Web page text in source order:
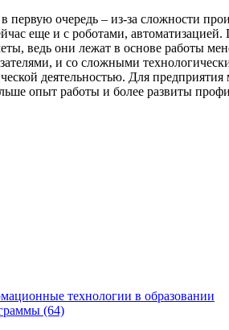
первую очередь – из-за сложности
еще и с роботами,
ведь они лежат в основе работы
и со сложными
деятельностью. Для
опыт работы и более развиты
технологии в образовании
(64)